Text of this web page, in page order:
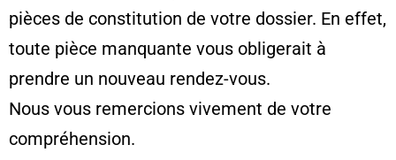
pièces de constitution de votre dossier. En effet,
toute pièce manquante vous obligerait à
prendre un nouveau rendez-vous.
Nous vous remercions vivement de votre
compréhension.